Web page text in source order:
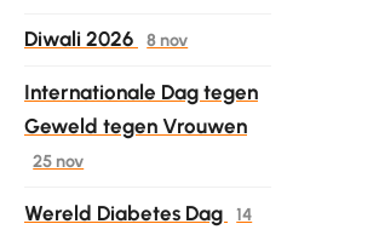
Diwali 2026 8 nov
Internationale Dag tegen
Geweld tegen Vrouwen
25 nov
Wereld Diabetes Dag
14